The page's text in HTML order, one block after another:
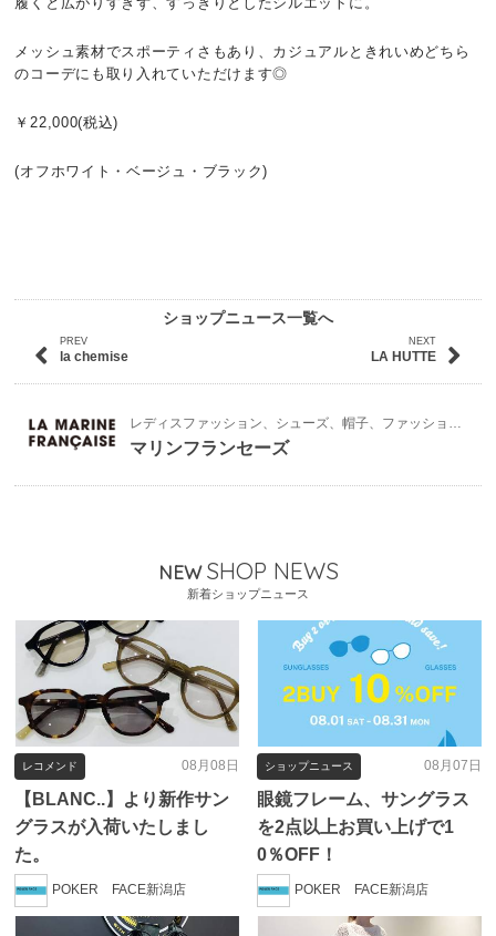
メッシュ素材でスポーティさもあり、カジュアルときれいめどちら
のコーデにも取り入れていただけます◎
￥22,000(税込)
(オフホワイト・ベージュ・ブラック)
ショップニュース一覧へ
PREV
la chemise
NEXT
LA HUTTE
レディスファッション、シューズ、帽子、ファッション雑貨
マリンフランセーズ
NEW SHOP NEWS
新着ショップニュース
08月08日
レコメンド
【BLANC..】より新作サン
グラスが入荷いたしまし
た。
POKER FACE新潟店
08月07日
ショップニュース
眼鏡フレーム、サングラス
を2点以上お買い上げで1
0％OFF！
POKER FACE新潟店